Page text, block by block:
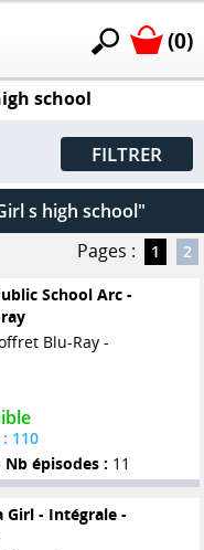
(0)
school
FILTRER
s high school"
Pages :
1 2
School Arc -
Blu-Ray -
110
Nb épisodes : 11
Girl - Intégrale -